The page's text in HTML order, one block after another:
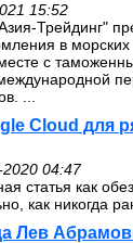
15:52
Трейдинг"
в морских
с
...
Cloud для
04:47
статья как
как никогда
Лев